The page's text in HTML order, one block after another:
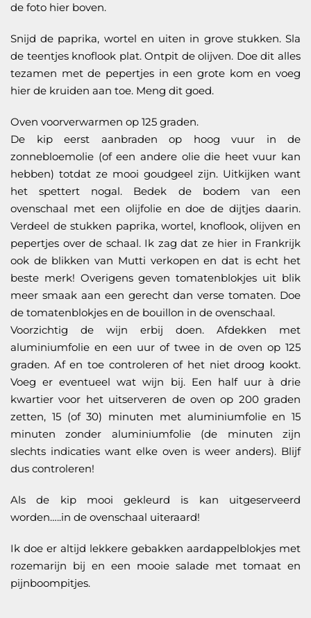
de foto hier boven.
Snijd de paprika, wortel en uiten in grove stukken. Sla
de teentjes knoflook plat. Ontpit de olijven. Doe dit alles
tezamen met de pepertjes in een grote kom en voeg
hier de kruiden aan toe. Meng dit goed.
Oven voorverwarmen op 125 graden.
De kip eerst aanbraden op hoog vuur in de
zonnebloemolie (of een andere olie die heet vuur kan
hebben) totdat ze mooi goudgeel zijn. Uitkijken want
het spettert nogal. Bedek de bodem van een
ovenschaal met een olijfolie en doe de dijtjes daarin.
Verdeel de stukken paprika, wortel, knoflook, olijven en
pepertjes over de schaal. Ik zag dat ze hier in Frankrijk
ook de blikken van Mutti verkopen en dat is echt het
beste merk! Overigens geven tomatenblokjes uit blik
meer smaak aan een gerecht dan verse tomaten. Doe
de tomatenblokjes en de bouillon in de ovenschaal.
Voorzichtig de wijn erbij doen. Afdekken met
aluminiumfolie en een uur of twee in de oven op 125
graden. Af en toe controleren of het niet droog kookt.
Voeg er eventueel wat wijn bij. Een half uur à drie
kwartier voor het uitserveren de oven op 200 graden
zetten, 15 (of 30) minuten met aluminiumfolie en 15
minuten zonder aluminiumfolie (de minuten zijn
slechts indicaties want elke oven is weer anders). Blijf
dus controleren!
Als de kip mooi gekleurd is kan uitgeserveerd
worden…..in de ovenschaal uiteraard!
Ik doe er altijd lekkere gebakken aardappelblokjes met
rozemarijn bij en een mooie salade met tomaat en
pijnboompitjes.